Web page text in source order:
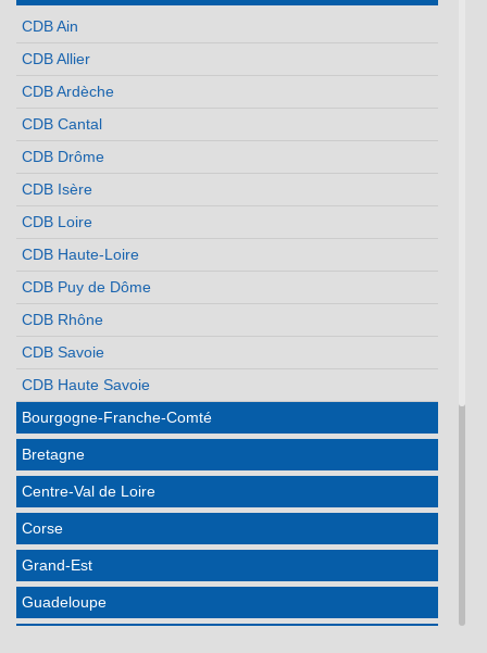
CDB Ain
CDB Allier
CDB Ardèche
CDB Cantal
CDB Drôme
CDB Isère
CDB Loire
CDB Haute-Loire
CDB Puy de Dôme
CDB Rhône
CDB Savoie
CDB Haute Savoie
Bourgogne-Franche-Comté
Bretagne
Centre-Val de Loire
Corse
Grand-Est
Guadeloupe